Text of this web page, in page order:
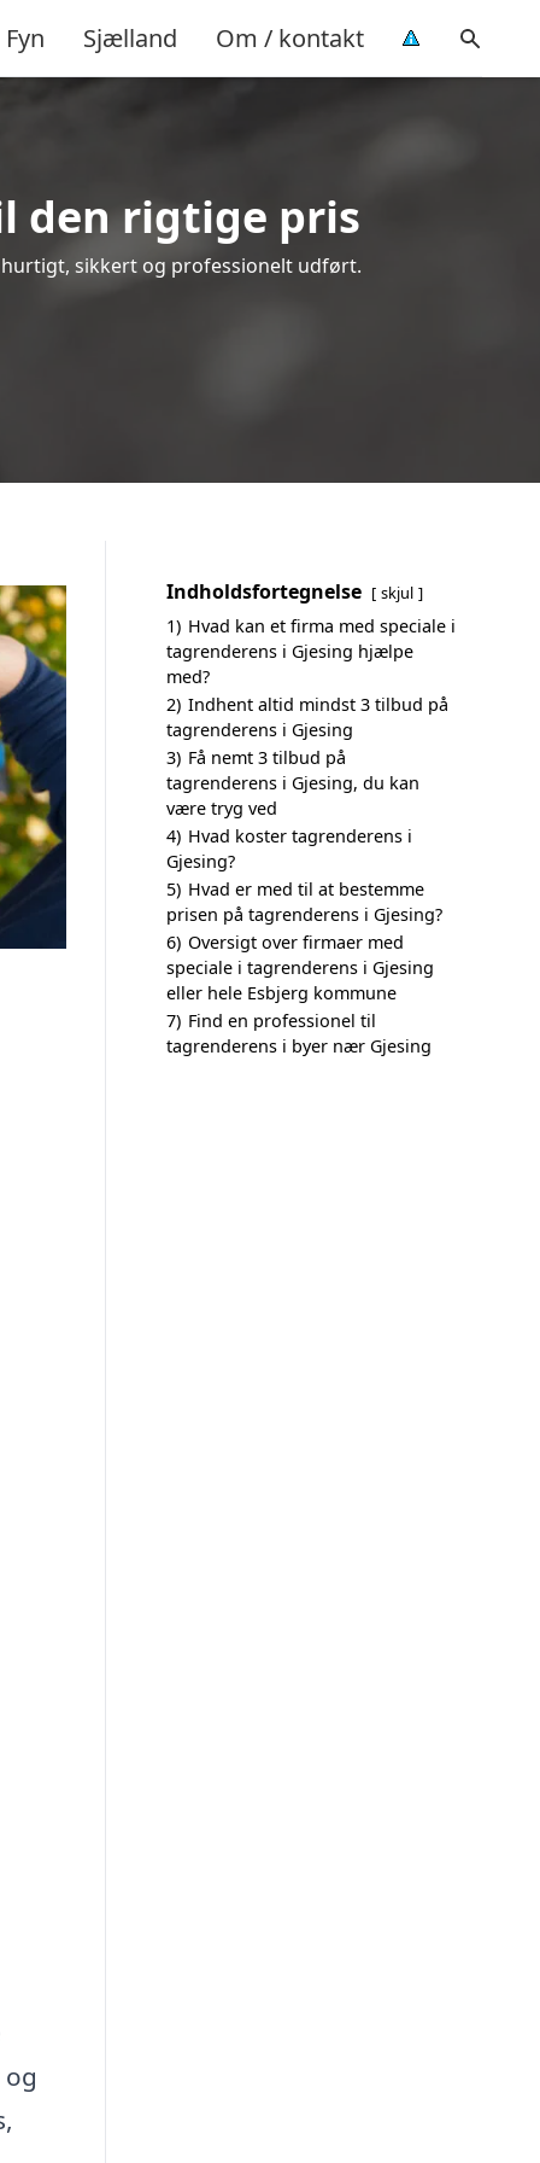
Fyn Sjælland Om / kontakt
den rigtige pris
sikkert og professionelt udført.
Indholdsfortegnelse skjul
1) Hvad kan et firma med speciale i
tagrenderens i Gjesing hjælpe
med?
2) Indhent altid mindst 3 tilbud på
tagrenderens i Gjesing
3) Få nemt 3 tilbud på
tagrenderens i Gjesing, du kan
være tryg ved
4) Hvad koster tagrenderens i
Gjesing?
5) Hvad er med til at bestemme
prisen på tagrenderens i Gjesing?
6) Oversigt over firmaer med
speciale i tagrenderens i Gjesing
eller hele Esbjerg kommune
7) Find en professionel til
tagrenderens i byer nær Gjesing